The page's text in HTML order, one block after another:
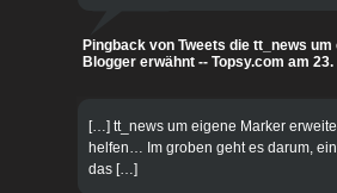
Pingback von Tweets die tt_news
Blogger erwähnt -- Topsy.com am
[…] tt_news um eigene Marker
helfen… Im groben geht es darum,
das […]